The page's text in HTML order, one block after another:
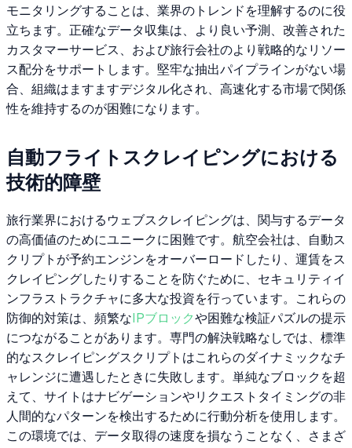
モニタリングすることは、業界のトレンドを理解するのに役
立ちます。正確なデータ収集は、より良い予測、改善された
カスタマーサービス、および旅行会社のより戦略的なリソー
ス配分をサポートします。堅牢な抽出パイプラインがない場
合、組織はますますデジタル化され、高速化する市場で関係
性を維持するのが困難になります。
自動フライトスクレイピングにおける
技術的障壁
旅行業界におけるウェブスクレイピングは、関与するデータ
の高価値のためにユニークに困難です。航空会社は、自動ス
クリプトが予約エンジンをオーバーロードしたり、運賃をス
クレイピングしたりすることを防ぐために、セキュリティイ
ンフラストラクチャに多大な投資を行っています。これらの
防御的対策は、頻繁なIPブロックや困難な検証パズルの提示
につながることがあります。専門の解決戦略なしでは、標準
的なスクレイピングスクリプトはこれらのダイナミックなチ
ャレンジに遭遇したときに失敗します。単純なブロックを超
えて、サイトはナビゲーションやリクエストタイミングの非
人間的なパターンを検出するために行動分析を使用します。
この環境では、データ取得の速度を損なうことなく、さまざ